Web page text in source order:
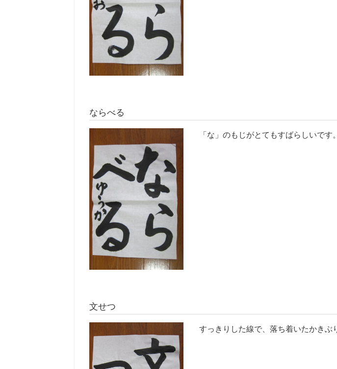
ならべる
「な」のもじがとてもすばらしいです。
文せつ
すっきりした線で、落ち着いたかきぶ